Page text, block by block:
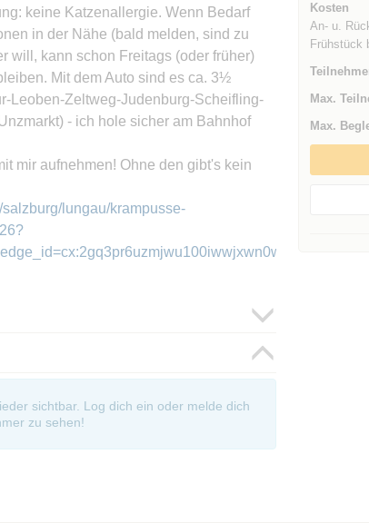
keine Katzenallergie. Wenn Bedarf
in der Nähe (bald melden, sind zu
will, kann schon Freitags (oder früher)
Mit dem Auto sind es ca. 3½
Leoben-Zeltweg-Judenburg-Scheifling-
- ich hole sicher am Bahnhof
mir aufnehmen! Ohne den gibt's kein
lungau/krampusse-
sichtbar. Log dich ein oder melde dich
zu sehen!
Kosten
An- u.
Frühstück
Max.
Max.